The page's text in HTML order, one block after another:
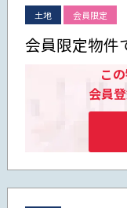
土地 会員限定
会員限定物件
こ
会員